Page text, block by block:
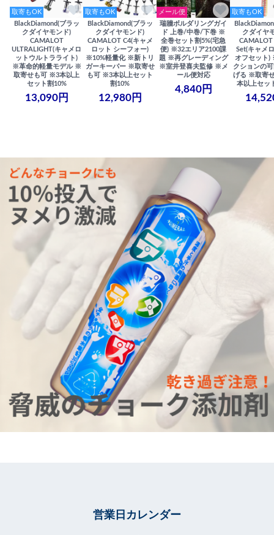
取寄もOK
BlackDiamond(ブラッ
クダイヤモンド)
CAMALOT
ULTRALIGHT(キャメロ
ットウルトラライト)
※革命的軽量モデル ※
取寄せも可 ※3本以上
セット割10%
13,090円
取寄もOK
BlackDiamond(ブラッ
クダイヤモンド)
CAMALOT C4(キャメ
ロット シーフォー)
※10%軽量化 ※新トリ
ガーキーパー ※取寄せ
も可 ※3本以上セット
割10%
12,980円
メール便
瑞牆ボルダリングガイ
ド 上巻/中巻/下巻 ※
全巻セット割5%(宅急
便) ※32エリア2100課
題 ※再グレーディング
※室井登喜夫監修 ※メ
ール便対応
4,840円
取寄もOK
クダイヤ
Set(キャメ
オフセット)
クションの
げる ※取寄
本以上セッ
営業日カレンダー